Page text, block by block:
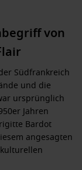
von
Südfrankreich
und die
ursprünglich
Jahren
Bardot
angesagten